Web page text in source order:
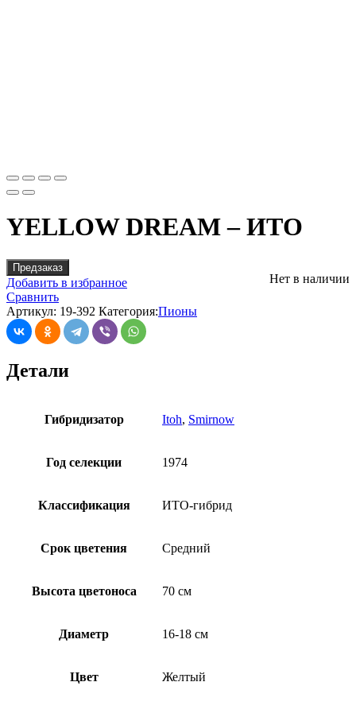
YELLOW DREAM – ИТО
Нет в наличии
Предзаказ
Добавить в избранное
Сравнить
Артикул: 19-392 Категория:Пионы
Детали
Гибридизатор Itoh, Smirnow
Год селекции 1974
Классификация ИТО-гибрид
Срок цветения Средний
Высота цветоноса 70 см
Диаметр 16-18 см
Цвет Желтый